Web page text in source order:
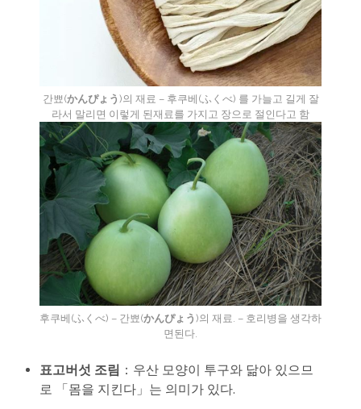
간뾰(かんぴょう )의 재료 – 후쿠베(ふくべ) 를 가늘고 길게 잘
라서 말리면 이렇게 된재료를 가지고 장으로 절인다고 함
후쿠베(ふくべ) – 간뾰(かんぴょう )의 재료. – 호리병을 생각하
면된다.
표고버섯 조림 ：우산 모양이 투구와 닮아 있으므
로 「몸을 지킨다」는 의미가 있다.